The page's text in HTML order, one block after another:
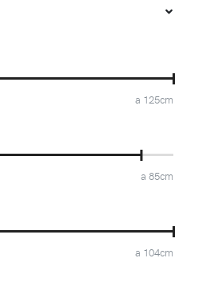
a 125cm
a 85cm
a 104cm